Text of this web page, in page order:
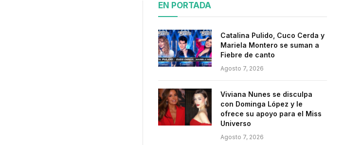
EN PORTADA
Catalina Pulido, Cuco Cerda y
Mariela Montero se suman a
Fiebre de canto
Agosto 7, 2026
Viviana Nunes se disculpa
con Dominga López y le
ofrece su apoyo para el Miss
Universo
Agosto 7, 2026